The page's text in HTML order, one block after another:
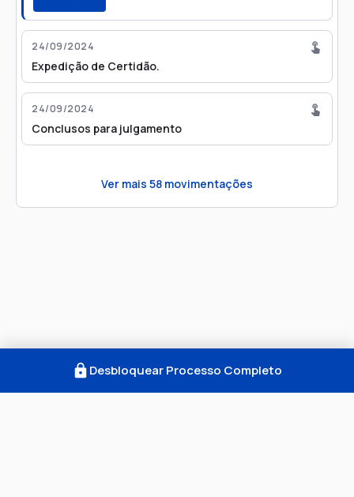
24/09/2024
Expedição de Certidão.
24/09/2024
Conclusos para julgamento
Ver mais 58 movimentações
Desbloquear Processo Completo